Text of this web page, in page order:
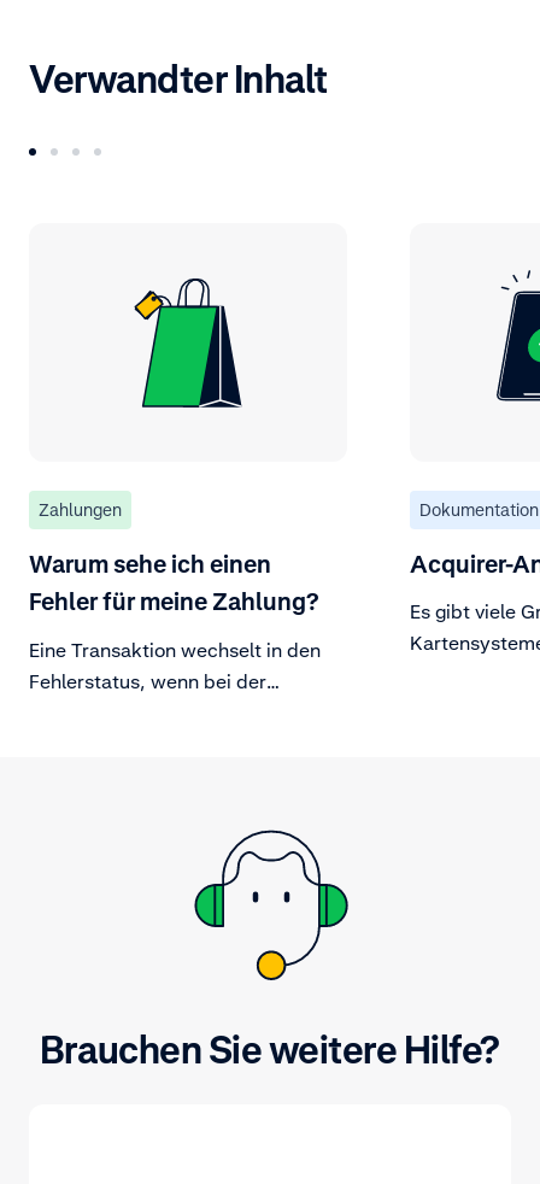
Verwandter Inhalt
Zahlungen
Warum sehe ich einen
Fehler für meine Zahlung?
Eine Transaktion wechselt in den
Fehlerstatus, wenn bei der
Dokumentation
Acquirer-
Es gibt viele
Brauchen Sie weitere Hilfe?